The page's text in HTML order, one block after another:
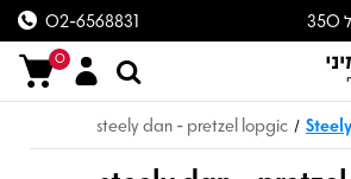
משלוח חינם עד הבית מעל 350
02-6568831
0
/
steely dan - pretzel lopgic